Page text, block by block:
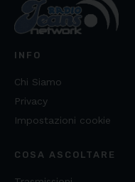
INFO
Chi Siamo
Privacy
Impostazioni cookie
COSA ASCOLTARE